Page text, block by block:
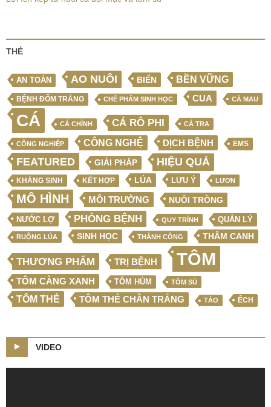
THẺ
AN TOÀN AO NUÔI BIỂN BỀN VỮNG
BỆNH ĐỐM TRẮNG CHẾ PHẨM SINH HỌC CUA CÀ MAU
CÁ CÁ CHÌNH CÁ RÔ PHI CÁ TRA
CÔNG NGHIỆP CÔNG NGHỆ DỊCH BỆNH EMS
FEATURED GIẢI PHÁP HIỆU QUẢ
KHÁNG SINH KẾT HỢP LÚA LƯU Ý LƯƠN
MÔ HÌNH MÔI TRƯỜNG NUÔI TRỒNG
NƯỚC LỢ PHÒNG BỆNH QUY TRÌNH QUẢN LÝ
RUỘNG LÚA SINH HỌC THÀNH CÔNG THÂM CANH
THƯƠNG PHẨM TRỊ BỆNH TÔM
TÔM CÀNG XANH TÔM HÙM TÔM SÚ
TÔM THẺ TÔM THẺ CHÂN TRẮNG TẢO ẾCH
VIDEO